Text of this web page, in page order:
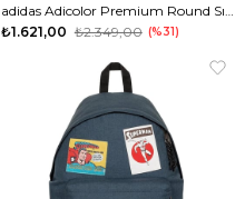
adidas Adicolor Premium Round Sırt Çantası
₺1.621,00 ₺2.349,00 %31